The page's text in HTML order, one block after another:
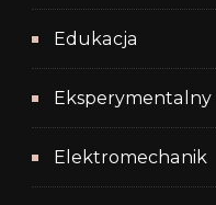
Edukacja
Eksperymentalny
Elektromechanik